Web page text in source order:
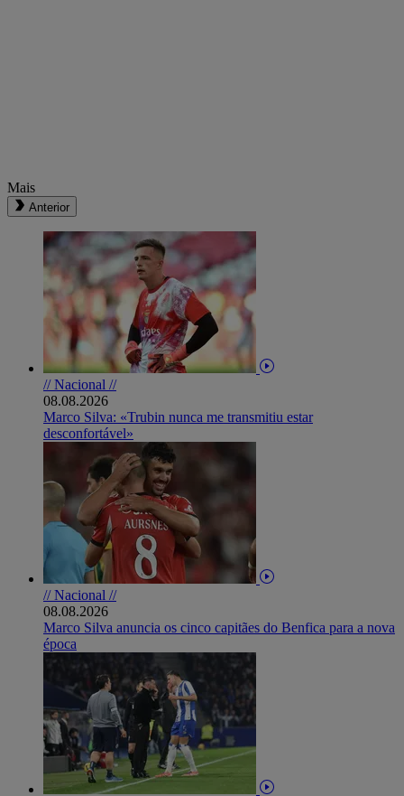
Mais
Anterior
// Nacional //
08.08.2026
Marco Silva: «Trubin nunca me transmitiu estar
desconfortável»
// Nacional //
08.08.2026
Marco Silva anuncia os cinco capitães do Benfica para a nova
época